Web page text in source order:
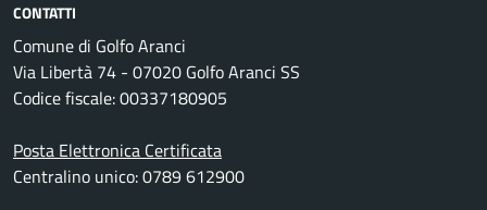
CONTATTI
Comune di Golfo Aranci
Via Libertà 74 - 07020 Golfo Aranci SS
Codice fiscale: 00337180905
Posta Elettronica Certificata
Centralino unico: 0789 612900